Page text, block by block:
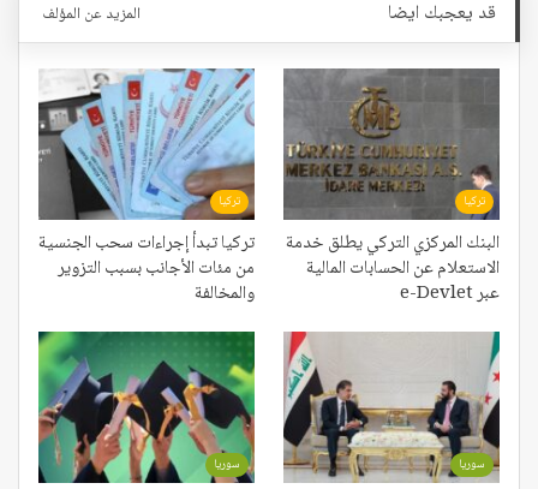
قد يعجبك ايضا المزيد عن المؤلف
تركيا
البنك المركزي التركي يطلق خدمة
الاستعلام عن الحسابات المالية
عبر e-Devlet
تركيا
تركيا تبدأ إجراءات سحب الجنسية
من مئات الأجانب بسبب التزوير
والمخالفة
سوريا سوريا